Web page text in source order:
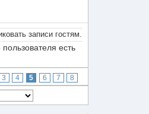
записи гостям.
пользователя есть
3 4 5 6 7 8